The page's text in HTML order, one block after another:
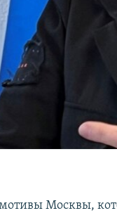
Москвы,